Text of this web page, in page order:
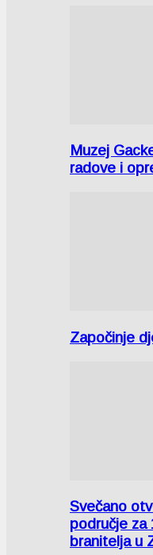
Muzej
radove i
Započinje
Svečano
područje za
branitelja u